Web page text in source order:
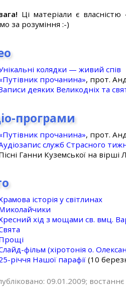
Ці матеріали є
за розуміння :-)
колядки — живий спів
прочанина», прот.
деяких Великодніх та
програми
прочанина», прот.
служб Страсного
Ганни Куземської на вірші
історія у світлинах
хід з мощами св. вмц.
фільм (хіротонія о.
рiччя Нашої парафiї (10
09.01.2009;